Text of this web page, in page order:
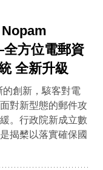
方位電郵資
全新升級
的創新，駭客對電
對新型態的郵件攻
。行政院新成立數
揭櫫以落實確保國